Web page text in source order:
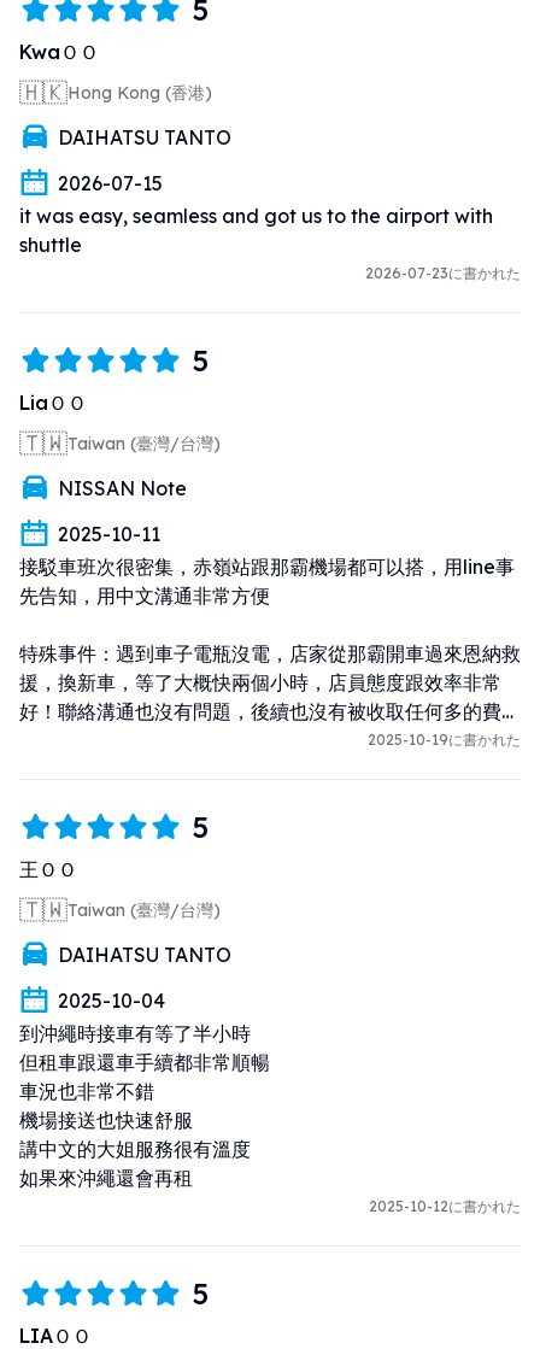
5
KwaＯＯ
🇭🇰Hong Kong (香港)
DAIHATSU TANTO
2026-07-15
it was easy, seamless and got us to the airport with
shuttle
2026-07-23に書かれた
5
LiaＯＯ
🇹🇼Taiwan (臺灣/台灣)
NISSAN Note
2025-10-11
接駁車班次很密集，赤嶺站跟那霸機場都可以搭，用line事
先告知，用中文溝通非常方便
特殊事件：遇到車子電瓶沒電，店家從那霸開車過來恩納救
援，換新車，等了大概快兩個小時，店員態度跟效率非常
好！聯絡溝通也沒有問題，後續也沒有被收取任何多的費
2025-10-19に書かれた
5
王ＯＯ
🇹🇼Taiwan (臺灣/台灣)
DAIHATSU TANTO
2025-10-04
到沖繩時接車有等了半小時
但租車跟還車手續都非常順暢
車況也非常不錯
機場接送也快速舒服
講中文的大姐服務很有溫度
如果來沖繩還會再租
2025-10-12に書かれた
5
LIAＯＯ